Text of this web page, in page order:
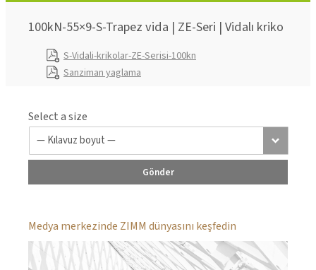
100kN-55×9-S-Trapez vida | ZE-Seri | Vidalı kriko
S-Vidali-krikolar-ZE-Serisi-100kn
Sanziman yaglama
Select a size
Gönder
Medya merkezinde ZIMM dünyasını keşfedin